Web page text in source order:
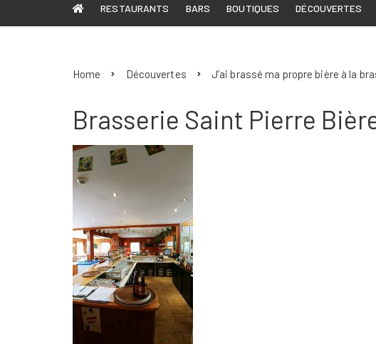
RESTAURANTS BARS BOUTIQUES DÉCOUVERTES
Home Découvertes J’ai brassé ma propre bière à la
Brasserie Saint Pierre